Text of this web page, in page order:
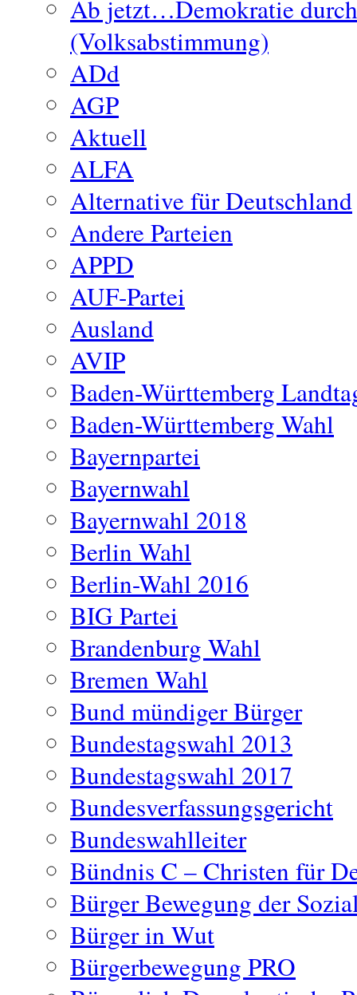
Ab jetzt…Demokratie
(Volksabstimmung)
ADd
AGP
Aktuell
ALFA
Alternative für Deutschland
Andere Parteien
APPD
AUF-Partei
Ausland
AVIP
Baden-Württemberg
Baden-Württemberg Wahl
Bayernpartei
Bayernwahl
Bayernwahl 2018
Berlin Wahl
Berlin-Wahl 2016
BIG Partei
Brandenburg Wahl
Bremen Wahl
Bund mündiger Bürger
Bundestagswahl 2013
Bundestagswahl 2017
Bundesverfassungsgericht
Bundeswahlleiter
Bündnis C – Christen für
Bürger Bewegung der
Bürger in Wut
Bürgerbewegung PRO